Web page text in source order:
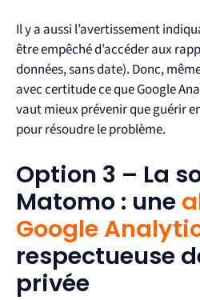
Il y a aussi l’avertissement
être empêché d’accéder aux
données, sans date). Donc,
avec certitude ce que Google
vaut mieux prévenir que guérir
pour résoudre le problème.
Option 3 – La
Matomo : une
Google
respectueuse
privée